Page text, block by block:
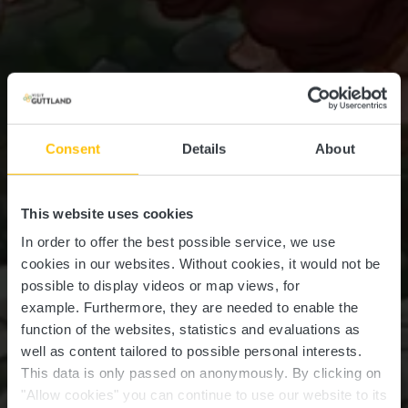
Consent Details About
This website uses cookies
In order to offer the best possible service, we use
cookies in our websites. Without cookies, it would not be
possible to display videos or map views, for
example. Furthermore, they are needed to enable the
function of the websites, statistics and evaluations as
well as content tailored to possible personal interests.
This data is only passed on anonymously. By clicking on
"Allow cookies" you can continue to use our website to its